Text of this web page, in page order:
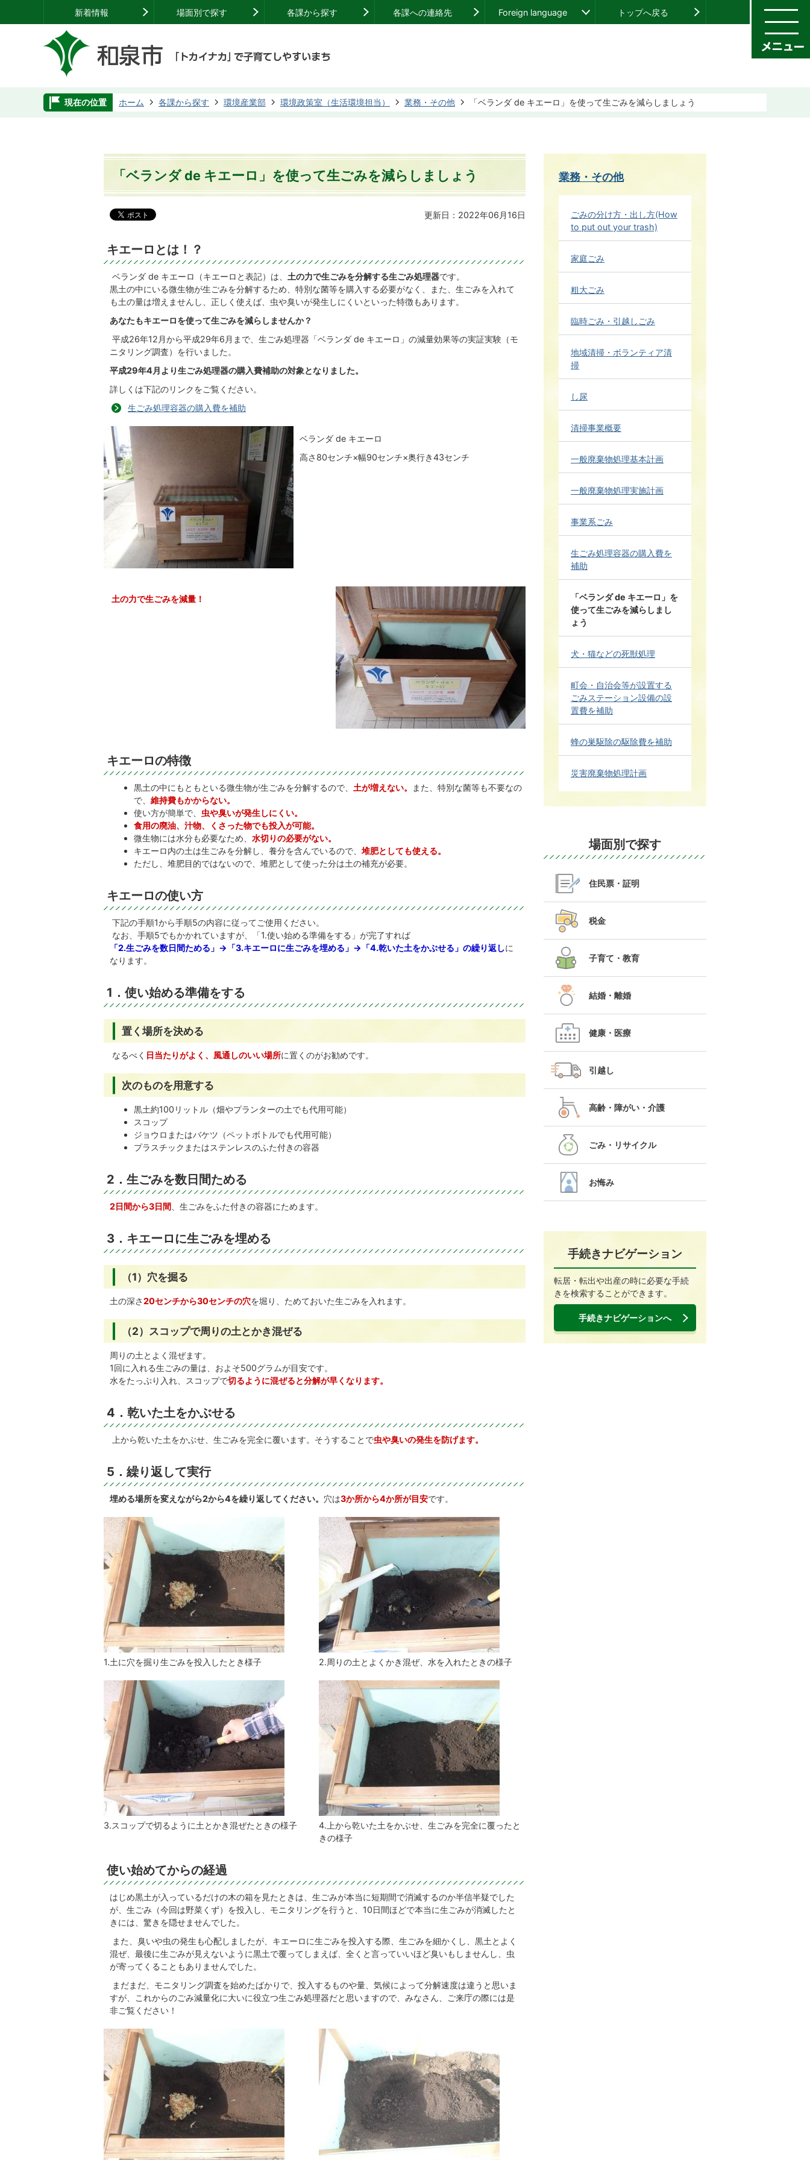
新着情報 場面別で探す 各課から探す 各課への連絡先 Foreign language トップへ戻る
現在の位置 ホーム 各課から探す 環境産業部 環境政策室（生活環境担当） 業務・その他 「ベランダ de キエーロ」を使って生ごみを減らしましょう
「ベランダ de キエーロ」を使って生ごみを減らしましょう
更新日：2022年06月16日
キエーロとは！？
ベランダ de キエーロ（キエーロと表記）は、 土の力で生ごみを分解する生ごみ処理器です。
黒土の中にいる微生物が生ごみを分解するため、特別な菌等を購入する必要がなく、また、生ごみを入れて
も土の量は増えませんし、正しく使えば、虫や臭いが発生しにくいといった特徴もあります。
あなたもキエーロを使って生ごみを減らしませんか？
平成26年12月から平成29年6月まで、生ごみ処理器「ベランダ de キエーロ」の減量効果等の実証実験（モ
ニタリング調査）を行いました。
平成29年4月より生ごみ処理器の購入費補助の対象となりました。
詳しくは下記のリンクをご覧ください。
生ごみ処理容器の購入費を補助
ベランダ de キエーロ
高さ80センチ×幅90センチ×奥行き43センチ
土の力で生ごみを減量！
キエーロの特徴
黒土の中にもともといる微生物が生ごみを分解するので、 土が増えない。
また、特別な菌等も不要なの
で、維持費もかからない。
使い方が簡単で、 虫や臭いが発生しにくい。
食用の廃油、汁物、くさった物でも投入が可能。
微生物には水分も必要なため、水切りの必要がない。
キエーロ内の土は生ごみを分解し、養分を含んでいるので、堆肥としても使える。
ただし、堆肥目的ではないので、堆肥として使った分は土の補充が必要。
キエーロの使い方
下記の手順1から手順5の内容に従ってご使用ください。
なお、手順5でもかかれていますが、「1.使い始める準備をする」が完了すれば
「2.生ごみを数日間ためる」→「3.キエーロに生ごみを埋める」→「4.乾いた土をかぶせる」の繰り返しに
なります。
1．使い始める準備をする
置く場所を決める
なるべく 日当たりがよく、風通しのいい場所に置くのがお勧めです。
次のものを用意する
黒土約100リットル（畑やプランターの土でも代用可能）
スコップ
ジョウロまたはバケツ（ペットボトルでも代用可能）
プラスチックまたはステンレスのふた付きの容器
2．生ごみを数日間ためる
2日間から3日間 、生ごみをふた付きの容器にためます。
3．キエーロに生ごみを埋める
（1）穴を掘る
土の深さ20センチから30センチの穴を堀り、ためておいた生ごみを入れます。
（2）スコップで周りの土とかき混ぜる
周りの土とよく混ぜます。
1回に入れる生ごみの量は、およそ500グラムが目安です。
水をたっぷり入れ、スコップで切るように混ぜると分解が早くなります。
4．乾いた土をかぶせる
上から乾いた土をかぶせ、生ごみを完全に覆います。そうすることで虫や臭いの発生を防げます。
5．繰り返して実行
埋める場所を変えながら2から4を繰り返してください。 穴は3か所から4か所が目安です。
1.土に穴を掘り生ごみを投入したとき様子 2.周りの土とよくかき混ぜ、水を入れたときの様子
3.スコップで切るように土とかき混ぜたときの様子
4.上から乾いた土をかぶせ、生ごみを完全に覆ったと
きの様子
使い始めてからの経過
はじめ黒土が入っているだけの木の箱を見たときは、生ごみが本当に短期間で消滅するのか半信半疑でした
が、生ごみ（今回は野菜くず）を投入し、モニタリングを行うと、10日間ほどで本当に生ごみが消滅したと
きには、驚きを隠せませんでした。
また、臭いや虫の発生も心配しましたが、キエーロに生ごみを投入する際、生ごみを細かくし、黒土とよく
混ぜ、最後に生ごみが見えないように黒土で覆ってしまえば、全くと言っていいほど臭いもしませんし、虫
が寄ってくることもありませんでした。
まだまだ、モニタリング調査を始めたばかりで、投入するものや量、気候によって分解速度は違うと思いま
すが、これからのごみ減量化に大いに役立つ生ごみ処理器だと思いますので、みなさん、ご来庁の際には是
非ご覧ください！
業務・その他
ごみの分け方・出し方(How
to put out your trash)
家庭ごみ
粗大ごみ
臨時ごみ・引越しごみ
地域清掃・ボランティア清
掃
し尿
清掃事業概要
一般廃棄物処理基本計画
一般廃棄物処理実施計画
事業系ごみ
生ごみ処理容器の購入費を
補助
「ベランダ de キエーロ」を
使って生ごみを減らしまし
ょう
犬・猫などの死獣処理
町会・自治会等が設置する
ごみステーション設備の設
置費を補助
蜂の巣駆除の駆除費を補助
災害廃棄物処理計画
場面別で探す
住民票・証明
税金
子育て・教育
結婚・離婚
健康・医療
引越し
高齢・障がい・介護
ごみ・リサイクル
お悔み
手続きナビゲーション
転居・転出や出産の時に必要な手続
きを検索することができます。
手続きナビゲーションへ